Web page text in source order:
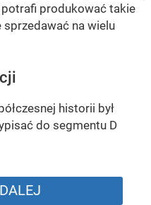
potrafi produkować takie
sprzedawać na wielu
historii był
do segmentu D